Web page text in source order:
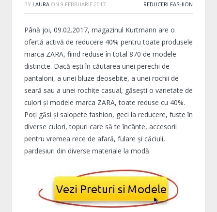
BY LAURA ON 9 FEBRUARIE 2017 REDUCERI FASHION
Până joi, 09.02.2017, magazinul Kurtmann are o
ofertă activă de reducere 40% pentru toate produsele
marca ZARA, fiind reduse în total 870 de modele
distincte. Dacă ești în căutarea unei perechi de
pantaloni, a unei bluze deosebite, a unei rochii de
seară sau a unei rochițe casual, găsești o varietate de
culori și modele marca ZARA, toate reduse cu 40%.
Poți găsi și salopete fashion, geci la reducere, fuste în
diverse culori, topuri care să te încânte, accesorii
pentru vremea rece de afară, fulare și căciuli,
pardesiuri din diverse materiale la modă.